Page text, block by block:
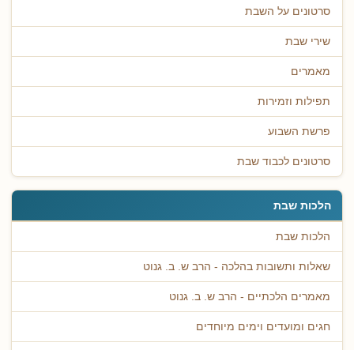
סרטונים על השבת
שירי שבת
מאמרים
תפילות וזמירות
פרשת השבוע
סרטונים לכבוד שבת
הלכות שבת
הלכות שבת
שאלות ותשובות בהלכה - הרב ש. ב. גנוט
מאמרים הלכתיים - הרב ש. ב. גנוט
חגים ומועדים וימים מיוחדים